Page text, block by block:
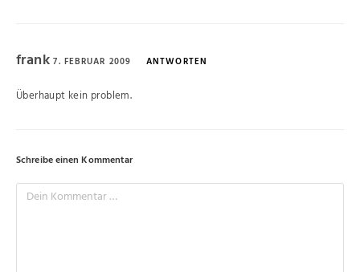
frank7. FEBRUAR 2009 ANTWORTEN
Überhaupt kein problem.
Schreibe einen Kommentar